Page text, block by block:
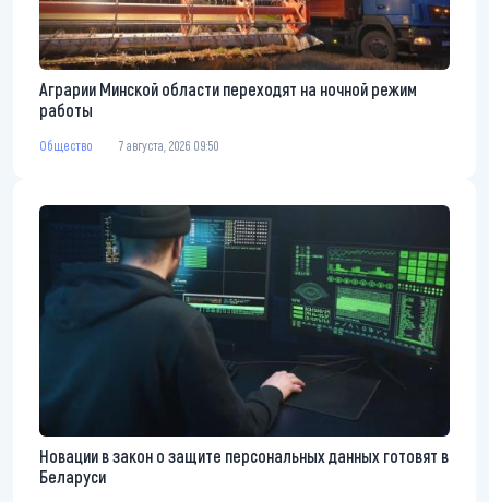
Аграрии Минской области переходят на ночной режим
работы
Общество 7 августа, 2026 09:50
Новации в закон о защите персональных данных готовят в
Беларуси